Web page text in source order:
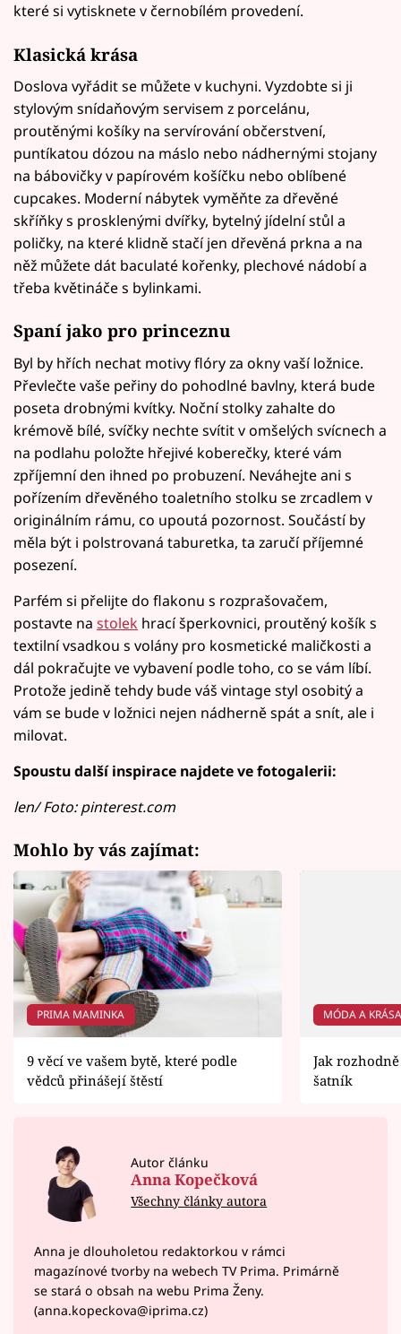
které si vytisknete v černobílém provedení.
Klasická krása
Doslova vyřádit se můžete v kuchyni. Vyzdobte si ji
stylovým snídaňovým servisem z porcelánu,
proutěnými košíky na servírování občerstvení,
puntíkatou dózou na máslo nebo nádhernými stojany
na bábovičky v papírovém košíčku nebo oblíbené
cupcakes. Moderní nábytek vyměňte za dřevěné
skříňky s prosklenými dvířky, bytelný jídelní stůl a
poličky, na které klidně stačí jen dřevěná prkna a na
něž můžete dát baculaté kořenky, plechové nádobí a
třeba květináče s bylinkami.
Spaní jako pro princeznu
Byl by hřích nechat motivy flóry za okny vaší ložnice.
Převlečte vaše peřiny do pohodlné bavlny, která bude
poseta drobnými kvítky. Noční stolky zahalte do
krémově bílé, svíčky nechte svítit v omšelých svícnech a
na podlahu položte hřejivé koberečky, které vám
zpříjemní den ihned po probuzení. Neváhejte ani s
pořízením dřevěného toaletního stolku se zrcadlem v
originálním rámu, co upoutá pozornost. Součástí by
měla být i polstrovaná taburetka, ta zaručí příjemné
posezení.
Parfém si přelijte do flakonu s rozprašovačem,
postavte na stolek hrací šperkovnici, proutěný košík s
textilní vsadkou s volány pro kosmetické maličkosti a
dál pokračujte ve vybavení podle toho, co se vám líbí.
Protože jedině tehdy bude váš vintage styl osobitý a
vám se bude v ložnici nejen nádherně spát a snít, ale i
milovat.
Spoustu další inspirace najdete ve fotogalerii:
len/ Foto: pinterest.com
Mohlo by vás zajímat:
PRIMA MAMINKA
9 věcí ve vašem bytě, které podle
vědců přinášejí štěstí
MÓDA A
Jak
šatník
Autor článku
Anna Kopečková
Všechny články autora
Anna je dlouholetou redaktorkou v rámci
magazínové tvorby na webech TV Prima. Primárně
se stará o obsah na webu Prima Ženy.
(anna.kopeckova@iprima.cz)